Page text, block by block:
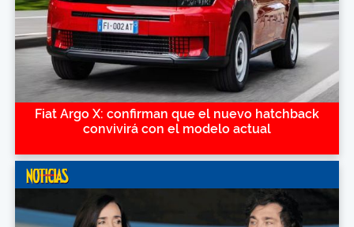
Fiat Argo X: confirman que el nuevo hatchback
convivirá con el modelo actual